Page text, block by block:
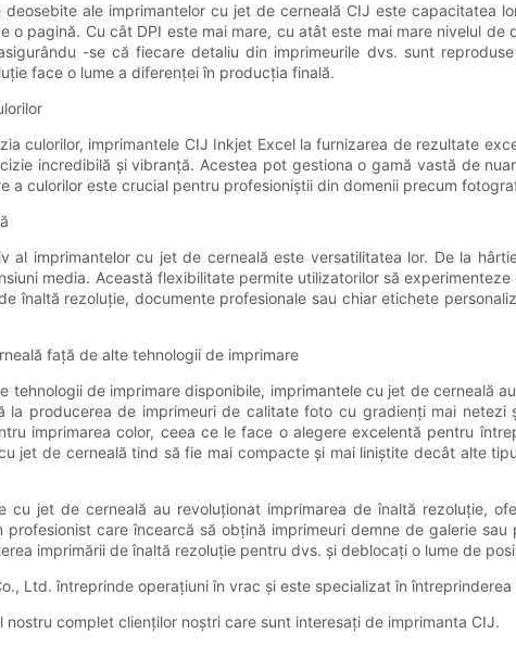
deosebite ale imprimantelor cu jet de cerneală CIJ este
o pagină. Cu cât DPI este mai mare, cu atât este mai mare nivelul
-se că fiecare detaliu din imprimeurile dvs. sunt
face o lume a diferenței în producția finală.
culorilor, imprimantele CIJ Inkjet Excel la furnizarea de rezultate
incredibilă și vibranță. Acestea pot gestiona o gamă vastă de
a culorilor este crucial pentru profesioniștii din domenii precum
al imprimantelor cu jet de cerneală este versatilitatea lor. De la
media. Această flexibilitate permite utilizatorilor să
înaltă rezoluție, documente profesionale sau chiar etichete
față de alte tehnologii de imprimare
tehnologii de imprimare disponibile, imprimantele cu jet de cerneală
la producerea de imprimeuri de calitate foto cu gradienți mai
imprimarea color, ceea ce le face o alegere excelentă pentru
jet de cerneală tind să fie mai compacte și mai liniștite decât alte
cu jet de cerneală au revoluționat imprimarea de înaltă rezoluție,
profesionist care încearcă să obțină imprimeuri demne de galerie
imprimării de înaltă rezoluție pentru dvs. și deblocați o lume de
Ltd. întreprinde operațiuni în vrac și este specializat în
nostru complet clienților noștri care sunt interesați de imprimanta CIJ.